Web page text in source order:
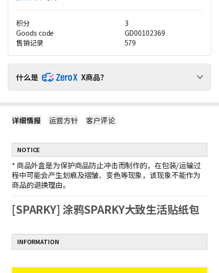
积分
3
Goods code
GD00102369
售销记录
579
什么是 X商品？
1 ZeroX商品不产生运费
（ZeroX商品免邮。）
2 只购买ZeroX商品时，产生最低运费
如果只购买ZeroX商品，运费按最轻商品的重量计算。
示例：1件ZeroX商品的运费 = 10件ZeroX商品的运费
3 购满399元ZeroX商品，免邮！
如果订单中仅包含价值399元及以上的ZeroX商品，则全单免邮！
详细情报 运营方针 客户评论
NOTICE
* 商品外盒是为保护商品防止冲击而制作的，在包装/运输过
程中可能会产生划痕及褶皱、变色等现象，该现象不能作为
商品的退换理由。
[SPARKY] 涂鸦SPARKY大致生活贴纸包
INFORMATION